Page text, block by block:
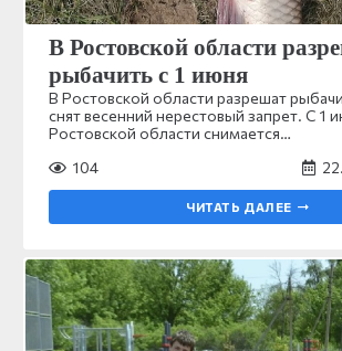
В Ростовской области
рыбачить с 1 июня
В Ростовской области разрешат
снят весенний нерестовый запрет. С 1
Ростовской области снимается…
104
ЧИТАТЬ ДАЛЕЕ